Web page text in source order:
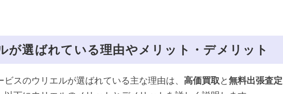
が選ばれている理由やメリット・デメリット
ビスのウリエルが選ばれている主な理由は、 高価買取と無料出張査定